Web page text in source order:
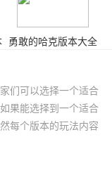
勇敢的哈克版本大全
们可以选择一个适合
果能选择到一个适合
每个版本的玩法内容